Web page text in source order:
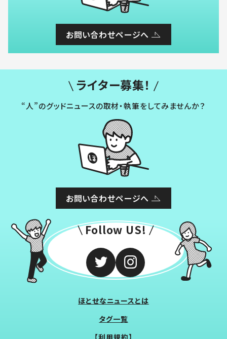
お問い合わせページへ
ライター募集！
“人”のグッドニュースの取材・執筆をしてみませんか？
お問い合わせページへ
Follow US!
ほとせなニュースとは
タグ一覧
【利用規約】